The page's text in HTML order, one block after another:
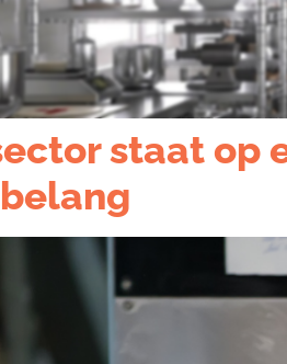
staat op